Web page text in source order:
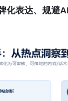
化表达、规避